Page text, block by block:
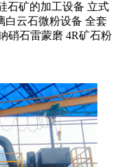
石矿的加工设备 立式
白云石微粉设备 全套
硝石雷蒙磨 4R矿石粉